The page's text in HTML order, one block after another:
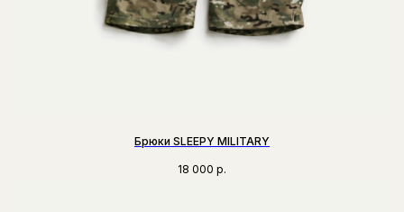
Брюки SLEEPY MILITARY
18 000 р.